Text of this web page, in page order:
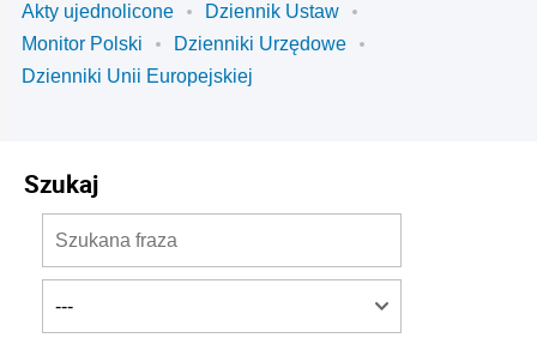
Akty ujednolicone
Dziennik Ustaw
Monitor Polski
Dzienniki Urzędowe
Dzienniki Unii Europejskiej
Szukaj